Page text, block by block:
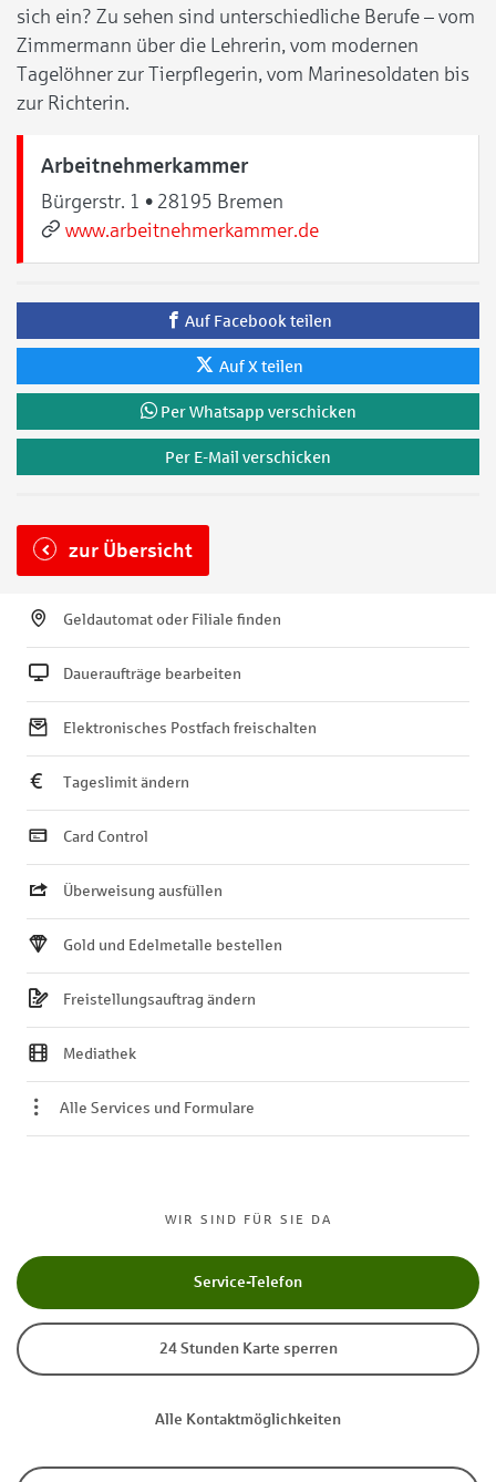
sich ein? Zu sehen sind unterschiedliche Berufe – vom
Zimmermann über die Lehrerin, vom modernen
Tagelöhner zur Tierpflegerin, vom Marinesoldaten bis
zur Richterin.
Arbeitnehmerkammer
Bürgerstr. 1 • 28195 Bremen
www.arbeitnehmerkammer.de
Auf Facebook teilen
Auf X teilen
Per Whatsapp verschicken
Per E-Mail verschicken
zur Übersicht
WIR SIND FÜR SIE DA
Service-Telefon
24 Stunden Karte sperren
Alle Kontaktmöglichkeiten
Geldautomat oder Filiale finden
Daueraufträge bearbeiten
Elektronisches Postfach freischalten
Tageslimit ändern
Card Control
Überweisung ausfüllen
Gold und Edelmetalle bestellen
Freistellungsauftrag ändern
Mediathek
Alle Services und Formulare